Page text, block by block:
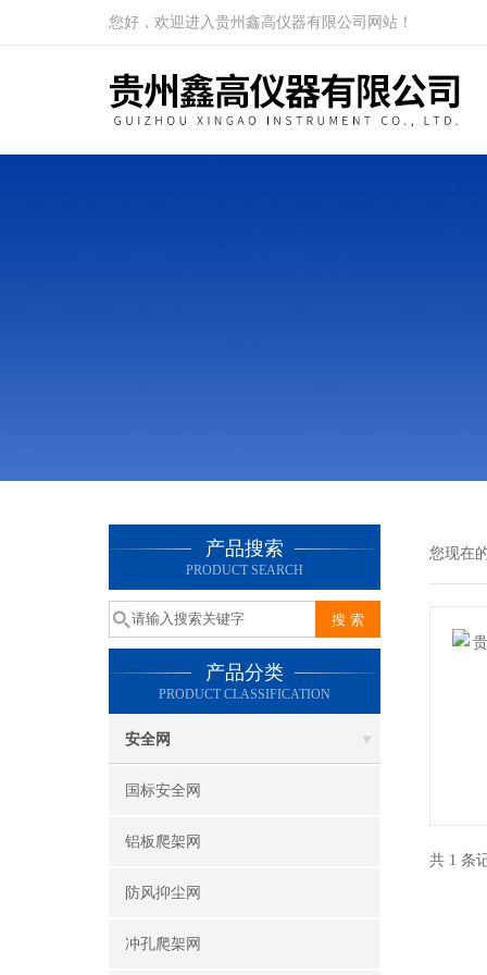
您好，欢迎进入贵州鑫高仪器有限公司网站！
产品搜索
PRODUCT SEARCH
产品分类
PRODUCT CLASSIFICATION
安全网
国标安全网
铝板爬架网
防风抑尘网
冲孔爬架网
您现在
共 1 条